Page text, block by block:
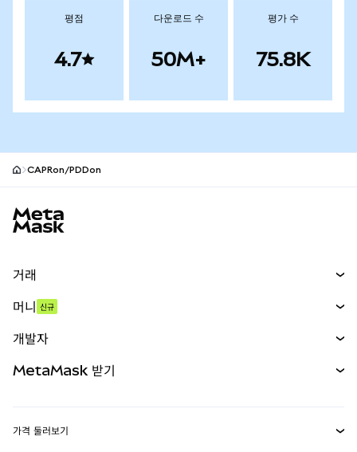
평점
4.7
다운로드 수
50M+
평가 수
75.8K
CAPRon/PDDon
거래
무기한 선물
실물자산
머니 신규
개발자
MetaMask 받기
가격 둘러보기